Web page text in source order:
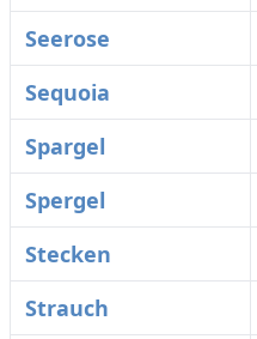
Seerose
Sequoia
Spargel
Spergel
Stecken
Strauch